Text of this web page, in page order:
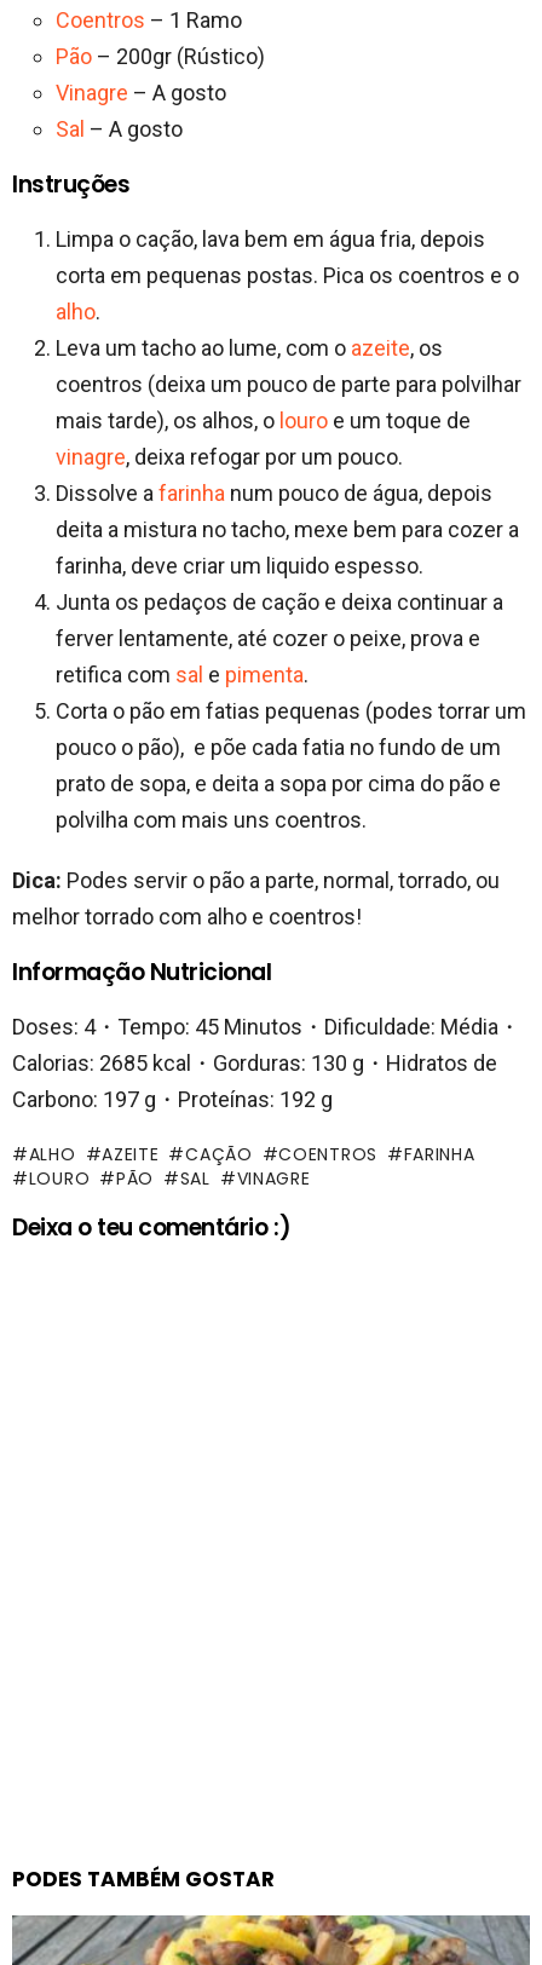
Coentros – 1 Ramo
Pão – 200gr (Rústico)
Vinagre – A gosto
Sal – A gosto
Instruções
Limpa o cação, lava bem em água fria, depois
corta em pequenas postas. Pica os coentros e o
alho.
Leva um tacho ao lume, com o azeite, os
coentros (deixa um pouco de parte para polvilhar
mais tarde), os alhos, o louro e um toque de
vinagre, deixa refogar por um pouco.
Dissolve a farinha num pouco de água, depois
deita a mistura no tacho, mexe bem para cozer a
farinha, deve criar um liquido espesso.
Junta os pedaços de cação e deixa continuar a
ferver lentamente, até cozer o peixe, prova e
retifica com sal e pimenta.
Corta o pão em fatias pequenas (podes torrar um
pouco o pão), e põe cada fatia no fundo de um
prato de sopa, e deita a sopa por cima do pão e
polvilha com mais uns coentros.
Dica: Podes servir o pão a parte, normal, torrado, ou
melhor torrado com alho e coentros!
Informação Nutricional
Doses: 4・Tempo: 45 Minutos・Dificuldade: Média・
Calorias: 2685 kcal・Gorduras: 130 g・Hidratos de
Carbono: 197 g・Proteínas: 192 g
ALHO AZEITE CAÇÃO COENTROS
FARINHA
LOURO
PÃO SAL VINAGRE
Deixa o teu comentário :)
PODES TAMBÉM GOSTAR